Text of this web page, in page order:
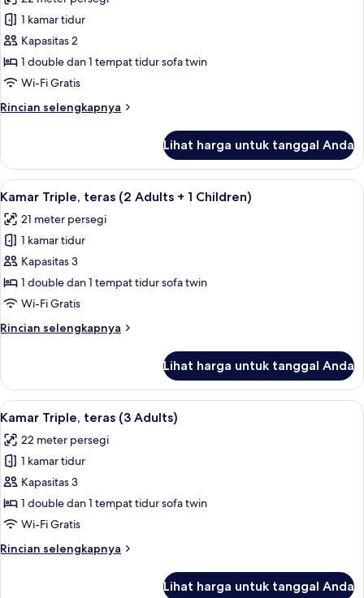
+
Children)
foto
untuk
Kamar
Triple,
teras
Adults)
1 kamar tidur
Kapasitas 2
1 double dan 1 tempat tidur sofa twin
Wi-Fi Gratis
Rincian selengkapnya
Rincian
Kamar
Triple,
teras
Adults)
Lihat harga untuk tanggal Anda
Lihat
semua
foto
untuk
Kamar
Triple,
teras
Adults
Children)
Selimut bulu angsa, brankas, meja
16
Kamar Triple, teras (2 Adults + 1 Children)
21 meter persegi
1 kamar tidur
Kapasitas 3
1 double dan 1 tempat tidur sofa twin
Wi-Fi Gratis
Rincian selengkapnya
Rincian
Kamar
Triple,
teras
Adults
+
Children)
Lihat harga untuk tanggal Anda
Lihat
semua
foto
untuk
Kamar
Triple,
teras
Adults)
Selimut bulu angsa, brankas, meja
6
Kamar Triple, teras (3 Adults)
22 meter persegi
1 kamar tidur
Kapasitas 3
1 double dan 1 tempat tidur sofa twin
Wi-Fi Gratis
Rincian selengkapnya
Rincian
Lihat harga untuk tanggal Anda